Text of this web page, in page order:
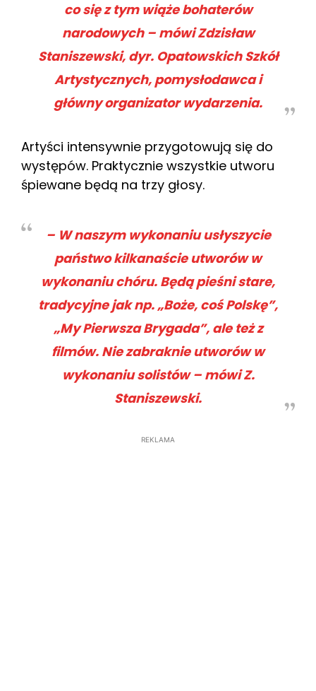
co się z tym wiąże bohaterów
narodowych – mówi Zdzisław
Staniszewski, dyr. Opatowskich Szkół
Artystycznych, pomysłodawca i
główny organizator wydarzenia.
Artyści intensywnie przygotowują się do
występów. Praktycznie wszystkie utworu
śpiewane będą na trzy głosy.
– W naszym wykonaniu usłyszycie
państwo kilkanaście utworów w
wykonaniu chóru. Będą pieśni stare,
tradycyjne jak np. „Boże, coś Polskę”,
„My Pierwsza Brygada”, ale też z
filmów. Nie zabraknie utworów w
wykonaniu solistów – mówi Z.
Staniszewski.
REKLAMA